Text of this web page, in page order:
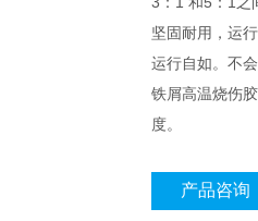
坚固耐用，运
运行自如。不
铁屑高温烧伤
度。
产品咨询